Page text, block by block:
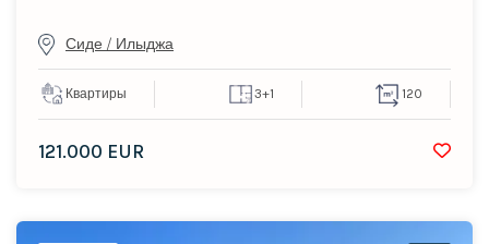
Сиде / Илыджа
Квартиры 3+1 120
121.000 EUR